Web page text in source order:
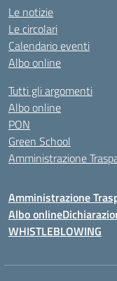
Le notizie
Le circolari
Calendario eventi
Albo online
Tutti gli argomenti
Albo online
PON
Green School
Amministrazione
Amministrazione
Albo online
WHISTLEBLOWING